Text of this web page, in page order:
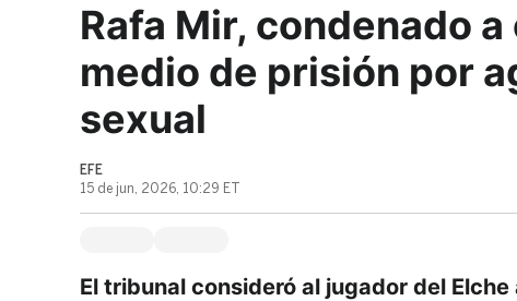
Rafa Mir, condenado
medio de prisión por
sexual
EFE
15 de jun, 2026, 10:29 ET
El tribunal consideró al jugador del